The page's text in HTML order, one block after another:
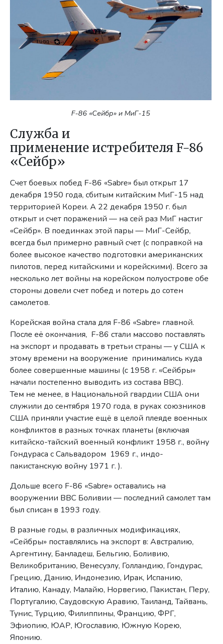
F-86 «Сейбр» и МиГ-15
Служба и
применение истребителя F-86
«Сейбр»
Счет боевых побед F-86 «Sabre» был открыт 17
декабря 1950 года, сбитым китайским МиГ-15 над
территорией Кореи. А 22 декабря 1950 г. был
открыт и счет поражений — на сей раз МиГ настиг
«Сейбр». В поединках этой пары — МиГ-Сейбр,
всегда был примерно равный счет (с поправкой на
более высокое качество подготовки американских
пилотов, перед китайскими и корейскими). Всего за
несколько лет войны на корейском полуострове обе
стороны довели счет побед и потерь до сотен
самолетов.
Корейская война стала для F-86 «Sabre» главной.
После её окончания, F-86 стали массово поставлять
на экспорт и продавать в третьи страны — у США к
этому времени на вооружение принимались куда
более совершенные машины (с 1958 г. «Сейбры»
начали постепенно выводить из состава ВВС).
Тем не менее, в Национальной гвардии США они
служили до сентября 1970 года, в руках союзников
США приняли участие ещё в целой плеяде военных
конфликтов в разных точках планеты (включая
китайско-тайский военный конфликт 1958 г., войну
Гондураса с Сальвадором 1969 г., индо-
пакистанскую войну 1971 г. ).
Дольше всего F-86 «Sabre» оставались на
вооружении ВВС Боливии — последний самолет там
был списан в 1993 году.
В разные годы, в различных модификациях,
«Сейбры» поставлялись на экспорт в: Австралию,
Аргентину, Банладеш, Бельгию, Боливию,
Великобританию, Венесуэлу, Голландию, Гондурас,
Грецию, Данию, Индонезию, Ирак, Испанию,
Италию, Канаду, Малайю, Норвегию, Пакистан, Перу,
Португалию, Саудовскую Аравию, Таиланд, Тайвань,
Тунис, Турцию, Филиппины, Францию, ФРГ,
Эфиопию, ЮАР, Югославию, Южную Корею,
Японию.